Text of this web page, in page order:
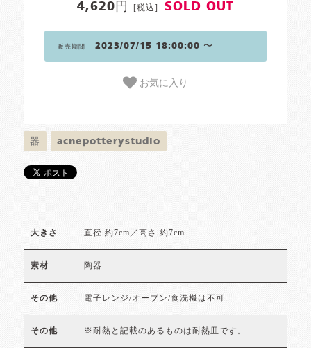
4,620円 [税込] SOLD OUT
販売期間 2023/07/15 18:00:00 〜
お気に入り
器 acnepotterystudio
大きさ 直径 約7cm／高さ 約7cm
素材 陶器
その他 電子レンジ/オーブン/食洗機は不可
その他 ※耐熱と記載のあるものは耐熱皿です。